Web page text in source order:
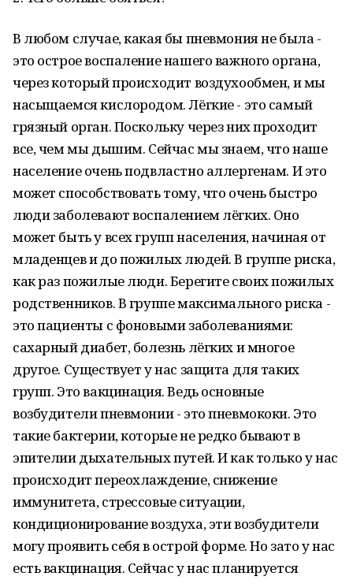
В любом случае, какая бы пневмония не была -
это острое воспаление нашего важного органа,
через который происходит воздухообмен, и мы
насыщаемся кислородом. Лёгкие - это самый
грязный орган. Поскольку через них проходит
все, чем мы дышим. Сейчас мы знаем, что наше
население очень подвластно аллергенам. И это
может способствовать тому, что очень быстро
люди заболевают воспалением лёгких. Оно
может быть у всех групп населения, начиная от
младенцев и до пожилых людей. В группе риска,
как раз пожилые люди. Берегите своих пожилых
родственников. В группе максимального риска -
это пациенты с фоновыми заболеваниями:
сахарный диабет, болезнь лёгких и многое
другое. Существует у нас защита для таких
групп. Это вакцинация. Ведь основные
возбудители пневмонии - это пневмококи. Это
такие бактерии, которые не редко бывают в
эпителии дыхательных путей. И как только у нас
происходит переохлаждение, снижение
иммунитета, стрессовые ситуации,
кондиционирование воздуха, эти возбудители
могу проявить себя в острой форме. Но зато у нас
есть вакцинация. Сейчас у нас планируется